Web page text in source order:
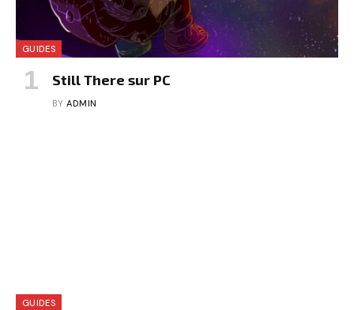
GUIDES
Still There sur PC
BY ADMIN
GUIDES